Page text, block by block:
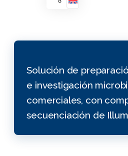
Solución de
e investigación
comerciales, con
secuenciación de